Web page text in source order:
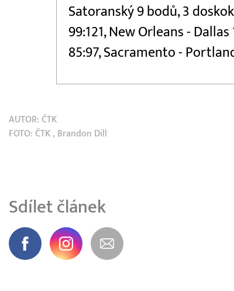
Satoranský 9 bodů, 3
99:121, New Orleans -
85:97, Sacramento -
AUTOR: ČTK
FOTO: ČTK , Brandon Dill
Sdílet článek